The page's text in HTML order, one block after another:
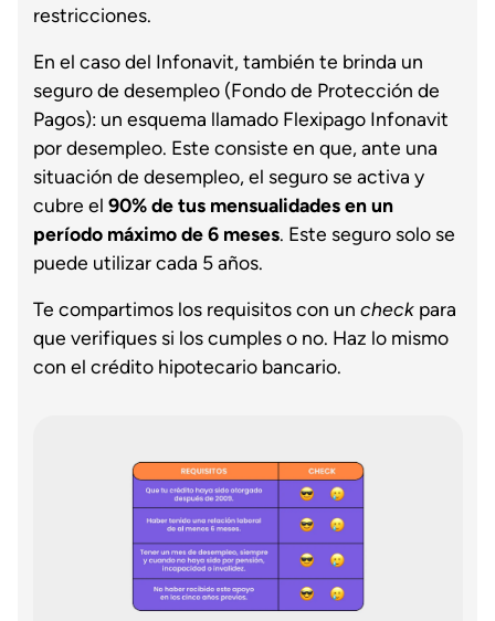
restricciones.
En el caso del Infonavit, también te brinda un
seguro de desempleo (Fondo de Protección de
Pagos): un esquema llamado Flexipago Infonavit
por desempleo. Este consiste en que, ante una
situación de desempleo, el seguro se activa y
cubre el 90% de tus mensualidades en un
período máximo de 6 meses. Este seguro solo se
puede utilizar cada 5 años.
Te compartimos los requisitos con un check para
que verifiques si los cumples o no. Haz lo mismo
con el crédito hipotecario bancario.